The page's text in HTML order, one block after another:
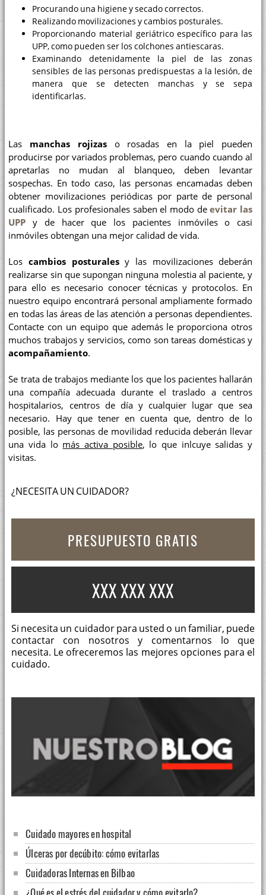
Procurando una higiene y secado correctos.
Realizando movilizaciones y cambios posturales.
Proporcionando material geriátrico específico para las
UPP, como pueden ser los colchones antiescaras.
Examinando detenidamente la piel de las zonas
sensibles de las personas predispuestas a la lesión, de
manera que se detecten manchas y se sepa
identificarlas.
Las manchas rojizaso rosadas en la piel pueden
producirse por variados problemas, pero cuando cuando al
apretarlas no mudan al blanqueo, deben levantar
sospechas. En todo caso, las personas encamadas deben
obtener movilizaciones periódicas por parte de personal
cualificado. Los profesionales saben el modo deevitar las
UPP y de hacer que los pacientes inmóviles o casi
inmóviles obtengan una mejor calidad de vida.
Loscambios posturalesy las movilizaciones deberán
realizarse sin que supongan ninguna molestia al paciente, y
para ello es necesario conocer técnicas y protocolos. En
nuestro equipo encontrará personal ampliamente formado
en todas las áreas de las atención a personas dependientes.
Contacte con un equipo que además le proporciona otros
muchos trabajos y servicios, como son tareas domésticas y
acompañamiento.
Se trata de trabajos mediante los que los pacientes hallarán
una compañía adecuada durante el traslado a centros
hospitalarios, centros de día y cualquier lugar que sea
necesario. Hay que tener en cuenta que, dentro de lo
posible, las personas de movilidad reducida deberán llevar
una vida lo más activa posible, lo que inlcuye salidas y
visitas.
¿NECESITA UN CUIDADOR?
PRESUPUESTO GRATIS
XXX XXX XXX
Si necesita un cuidador para usted o un familiar, puede
contactar con nosotros y comentarnos lo que
necesita. Le ofreceremos las mejores opciones para el
cuidado.
Cuidado mayores en hospital
Úlceras por decúbito: cómo evitarlas
Cuidadoras Internas en Bilbao